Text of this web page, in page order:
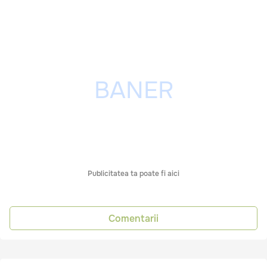
Publicitatea ta poate fi aici
Comentarii